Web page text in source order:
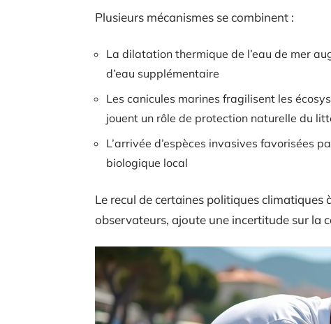
Plusieurs mécanismes se combinent :
La dilatation thermique de l’eau de mer
d’eau supplémentaire
Les canicules marines fragilisent les
jouent un rôle de protection naturelle du
L’arrivée d’espèces invasives favorisées
biologique local
Le recul de certaines politiques climatiques
observateurs, ajoute une incertitude sur la